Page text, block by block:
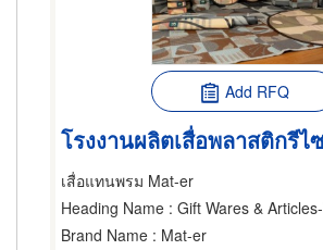
Add RFQ
โรงงานผลิตเสื่อพลาสติกรีไ
เสื่อแทนพรม Mat-er
Heading Name : Gift Wares & Articles-Wholesale &
Brand Name : Mat-er